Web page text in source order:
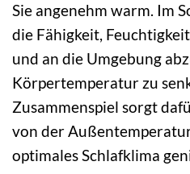
Sie angenehm warm. Im
die Fähigkeit,
und an die Umgebung
Körpertemperatur zu
Zusammenspiel sorgt
von der
optimales Schlafklima